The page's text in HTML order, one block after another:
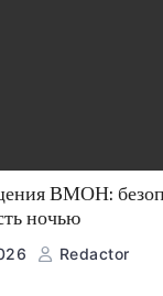
ВМОН:
ночью
Redactor